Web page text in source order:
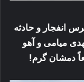
انفجار و حادثه
میامی و آهو
دمشان گرم!